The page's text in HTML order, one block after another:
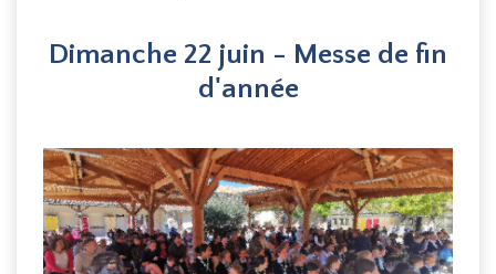
Dimanche 22 juin - Messe de fin
d'année